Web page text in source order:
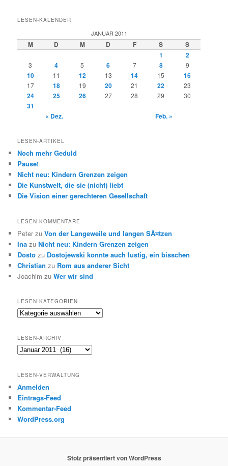
LESEN-KALENDER
JANUAR 2011
M D M D F S
S
1
2
3 4 5 6 7 8 9
10 11 12 13 14 15 16
17 18 19 20 21 22 23
24 25 26 27 28 29 30
31
« Dez.
Feb. »
LESEN-ARTIKEL
Noch mehr Geduld
Pause!
Nicht neu: Kindern Grenzen zeigen
Die Kunstwelt, die sie (nicht) liebt
Die Vision einer gerechteren Gesellschaft
LESEN-KOMMENTARE
Peter zuVon der Langeweile und langen SÃ¤tzen
Ina zuNicht neu: Kindern Grenzen zeigen
Dosto zu Dostojewski konnte auch lustig, ein bisschen
Christian zu Rom aus anderer Sicht
Joachim zuWer wir sind
LESEN-KATEGORIEN
Lesen-
LESEN-ARCHIV
Lesen-
LESEN-VERWALTUNG
Anmelden
Eintrags-Feed
Kommentar-Feed
WordPress.org
Stolz präsentiert von WordPress